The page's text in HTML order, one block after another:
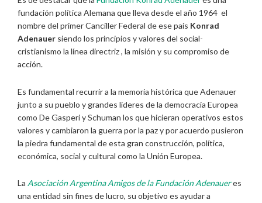
fundación política Alemana que lleva desde el año 1964 el
nombre del primer Canciller Federal de ese país Konrad
Adenauer siendo los principios y valores del social-
cristianismo la línea directriz , la misión y su compromiso de
acción.
Es fundamental recurrir a la memoria histórica que Adenauer
junto a su pueblo y grandes líderes de la democracia Europea
como De Gasperi y Schuman los que hicieran operativos estos
valores y cambiaron la guerra por la paz y por acuerdo pusieron
la piedra fundamental de esta gran construcción, política,
económica, social y cultural como la Unión Europea.
La Asociación Argentina Amigos de la Fundación Adenaueres
una entidad sin fines de lucro, su objetivo es ayudar a